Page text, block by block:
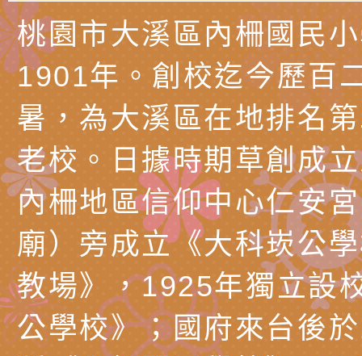
代愛在陪伴」、「親
時光」海報
礙者中小學生環保繪
訊
辦理115年原住民家
『原原』不絕－親子
會」
桃園市大溪區田心國
理「桃園市115年度
職員及家長特教知能
轉知中華民國全國家
會（以下簡稱全家協
115年國民小學學生
明會」
轉知台中市身心障礙
協會辦理「臺中市第
之光身心障礙繪畫徵
展」活動
檢送國立臺南大學辦
視覺障礙學生儀表及
學研習」實施計畫(
「區域職業試探與體
心」、「自造教育及
中心」及「國中小職
習營」等師生，參訪
「第56屆全國技能競
轉知本市辦理「115
者保齡球賽」
檢送桃園市政府LED
字稿及LCD託播影（
轉知衛生福利部社會
檢送該部國民健康署
有關社團法人中華民
桃園市大溪區內柵國民
1901年。創校迄今歷百
暑，為大溪區在地排名
老校。日據時期草創成
內柵地區信仰中心仁安
廟）旁成立《大科崁公
教場》，1925年獨立設
公學校》；國府來台後